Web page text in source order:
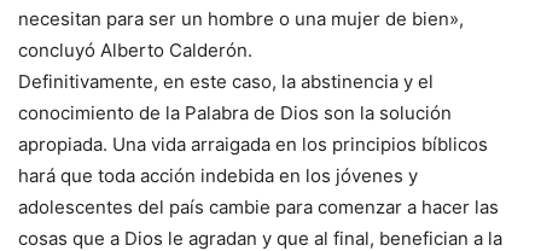
necesitan para ser un hombre o una mujer de bien»,
concluyó Alberto Calderón.
Definitivamente, en este caso, la abstinencia y el
conocimiento de la Palabra de Dios son la solución
apropiada. Una vida arraigada en los principios bíblicos
hará que toda acción indebida en los jóvenes y
adolescentes del país cambie para comenzar a hacer las
cosas que a Dios le agradan y que al final, benefician a la